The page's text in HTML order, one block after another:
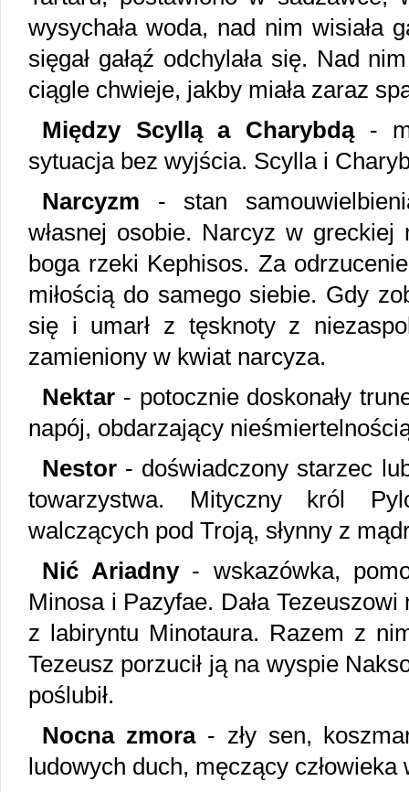
wysychała woda, nad nim wisiała
sięgał gałąź odchylała się. Nad
ciągle chwieje, jakby miała zaraz
Między Scyllą a Charybdą-
sytuacja bez wyjścia. Scylla i
Narcyzm - stan
własnej osobie. Narcyz w greckiej
boga rzeki Kephisos. Za
miłością do samego siebie. Gdy
się i umarł z tęsknoty z
zamieniony w kwiat narcyza.
Nektar - potocznie doskonały
napój, obdarzający
Nestor - doświadczony starzec
towarzystwa. Mityczny król
walczących pod Troją, słynny z
Nić Ariadny- wskazówka,
Minosa i Pazyfae. Dała
z labiryntu Minotaura. Razem z
Tezeusz porzucił ją na wyspie
poślubił.
Nocna zmora- zły sen,
ludowych duch, męczący człowieka